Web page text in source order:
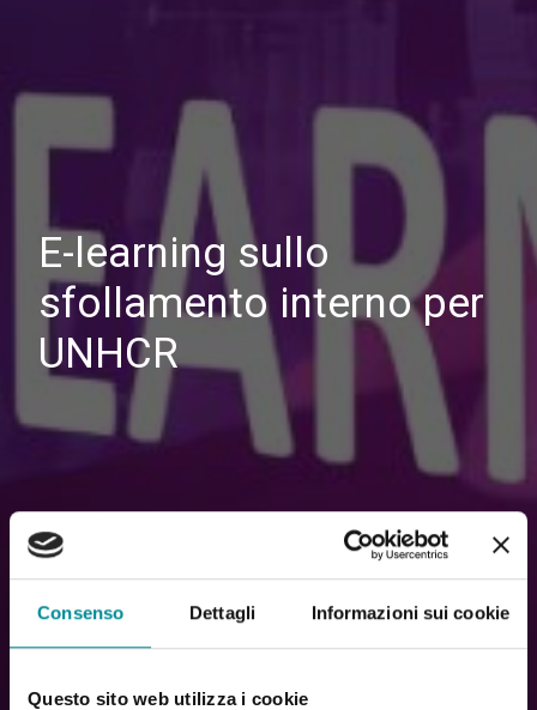
Consenso Dettagli Informazioni sui cookie
Questo sito web utilizza i cookie
E-learning sullo
sfollamento interno per
UNHCR